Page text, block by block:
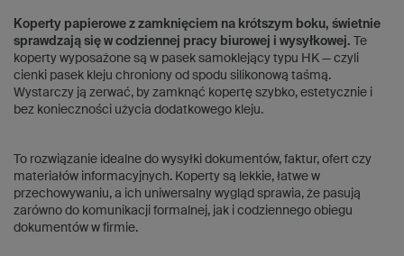
Koperty papierowe z zamknięciem na krótszym boku, świetnie
sprawdzają się w codziennej pracy biurowej i wysyłkowej. Te
koperty wyposażone są w pasek samoklejący typu HK — czyli
cienki pasek kleju chroniony od spodu silikonową taśmą.
Wystarczy ją zerwać, by zamknąć kopertę szybko, estetycznie i
bez konieczności użycia dodatkowego kleju.
To rozwiązanie idealne do wysyłki dokumentów, faktur, ofert czy
materiałów informacyjnych. Koperty są lekkie, łatwe w
przechowywaniu, a ich uniwersalny wygląd sprawia, że pasują
zarówno do komunikacji formalnej, jak i codziennego obiegu
dokumentów w firmie.